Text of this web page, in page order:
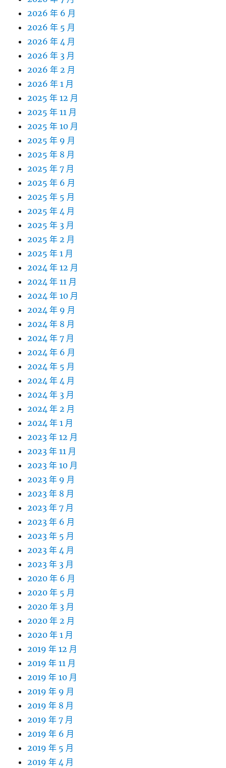
2026 年 6 月
2026 年 5 月
2026 年 4 月
2026 年 3 月
2026 年 2 月
2026 年 1 月
2025 年 12 月
2025 年 11 月
2025 年 10 月
2025 年 9 月
2025 年 8 月
2025 年 7 月
2025 年 6 月
2025 年 5 月
2025 年 4 月
2025 年 3 月
2025 年 2 月
2025 年 1 月
2024 年 12 月
2024 年 11 月
2024 年 10 月
2024 年 9 月
2024 年 8 月
2024 年 7 月
2024 年 6 月
2024 年 5 月
2024 年 4 月
2024 年 3 月
2024 年 2 月
2024 年 1 月
2023 年 12 月
2023 年 11 月
2023 年 10 月
2023 年 9 月
2023 年 8 月
2023 年 7 月
2023 年 6 月
2023 年 5 月
2023 年 4 月
2023 年 3 月
2020 年 6 月
2020 年 5 月
2020 年 3 月
2020 年 2 月
2020 年 1 月
2019 年 12 月
2019 年 11 月
2019 年 10 月
2019 年 9 月
2019 年 8 月
2019 年 7 月
2019 年 6 月
2019 年 5 月
2019 年 4 月